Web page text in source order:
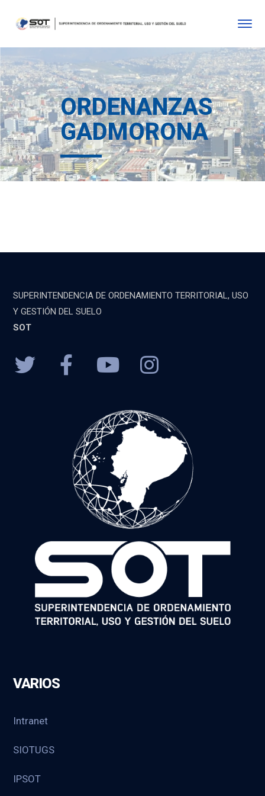
ORDENANZAS
GADMORONA
SUPERINTENDENCIA DE ORDENAMIENTO TERRITORIAL, USO
Y GESTIÓN DEL SUELO
SOT
VARIOS
Intranet
SIOTUGS
IPSOT